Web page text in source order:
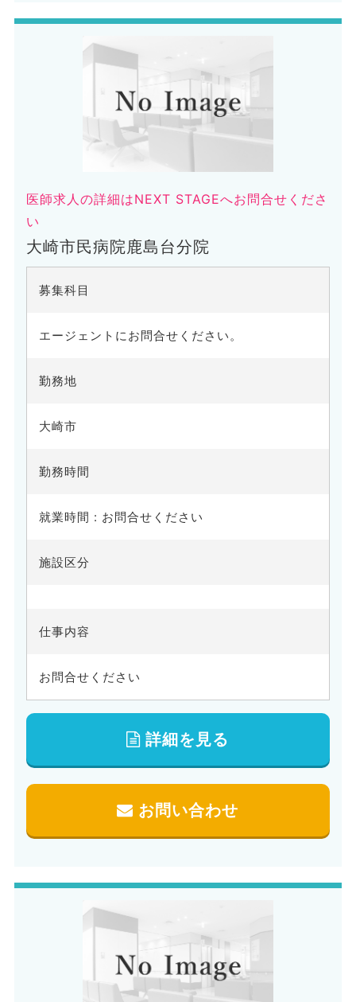
医師求人の詳細はNEXT STAGEへお問合せくださ
い
大崎市民病院鹿島台分院
募集科目
エージェントにお問合せください。
勤務地
大崎市
勤務時間
就業時間 : お問合せください
施設区分
仕事内容
お問合せください
詳細を見る
お問い合わせ